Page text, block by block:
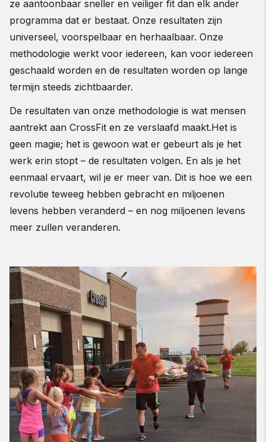
ze aantoonbaar sneller en veiliger fit dan elk ander
programma dat er bestaat. Onze resultaten zijn
universeel, voorspelbaar en herhaalbaar. Onze
methodologie werkt voor iedereen, kan voor iedereen
geschaald worden en de resultaten worden op lange
termijn steeds zichtbaarder.
De resultaten van onze methodologie is wat mensen
aantrekt aan CrossFit en ze verslaafd maakt.Het is
geen magie; het is gewoon wat er gebeurt als je het
werk erin stopt – de resultaten volgen. En als je het
eenmaal ervaart, wil je er meer van. Dit is hoe we een
revolutie teweeg hebben gebracht en miljoenen
levens hebben veranderd – en nog miljoenen levens
meer zullen veranderen.